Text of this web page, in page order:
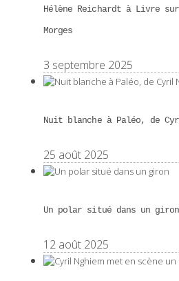
Hélène Reichardt à Livre
Morges
3 septembre 2025
Nuit blanche à Paléo, de
25 août 2025
Un polar situé dans un giron
12 août 2025